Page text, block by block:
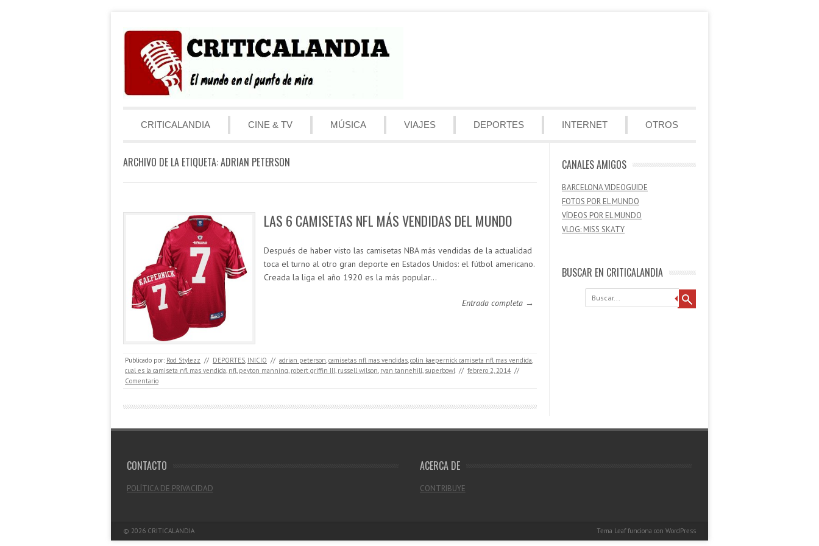
Menú
CRITICALANDIA
CINE & TV MÚSICA VIAJES DEPORTES INTERNET OTROS
ARCHIVO DE LA ETIQUETA:ADRIAN PETERSON
LAS 6 CAMISETAS NFL MÁS VENDIDAS DEL MUNDO
Después de haber visto las camisetas NBA más vendidas de la actualidad
toca el turno al otro gran deporte en Estados Unidos: el fútbol americano.
Creada la liga el año 1920 es la más popular…
Entrada completa →
Publicado por: Rod Stylezz // DEPORTES INICIO // adrian peterson camisetas nfl mas vendidas colin kaepernick camiseta nfl mas vendida
cual es la camiseta nfl mas vendida nfl peyton manning robert griffin III russell wilson ryan tannehill superbowl // febrero 2, 2014 //
Comentario
CANALES AMIGOS
BARCELONA VIDEOGUIDE
FOTOS POR EL MUNDO
VÍDEOS POR EL MUNDO
VLOG: MISS SKATY
BUSCAR EN CRITICALANDIA
Buscar
CONTACTO
POLÍTICA DE PRIVACIDAD
ACERCA DE
CONTRIBUYE
© 2026 CRITICALANDIA Tema Leaffunciona con WordPress